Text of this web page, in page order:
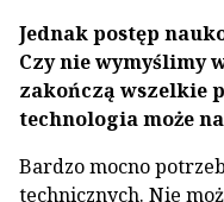
Jednak postęp
Czy nie wymyślimy
zakończą wszelkie
technologia może
Bardzo mocno
technicznych. Nie